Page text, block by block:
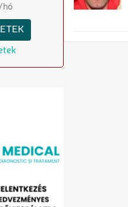
hó